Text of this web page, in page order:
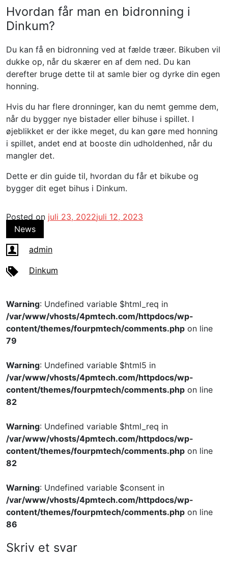
Hvordan får man en bidronning i
Dinkum?
Du kan få en bidronning ved at fælde træer. Bikuben vil
dukke op, når du skærer en af ​​dem ned. Du kan
derefter bruge dette til at samle bier og dyrke din egen
honning.
Hvis du har flere dronninger, kan du nemt gemme dem,
når du bygger nye bistader eller bihuse i spillet. I
øjeblikket er der ikke meget, du kan gøre med honning
i spillet, andet end at booste din udholdenhed, når du
mangler det.
Dette er din guide til, hvordan du får et bikube og
bygger dit eget bihus i Dinkum.
Posted on juli 23, 2022juli 12, 2023
News
admin
Dinkum
Warning: Undefined variable $html_req in
/var/www/vhosts/4pmtech.com/httpdocs/wp-
content/themes/fourpmtech/comments.php on line
79
Warning: Undefined variable $html5 in
/var/www/vhosts/4pmtech.com/httpdocs/wp-
content/themes/fourpmtech/comments.php on line
82
Warning: Undefined variable $html_req in
/var/www/vhosts/4pmtech.com/httpdocs/wp-
content/themes/fourpmtech/comments.php on line
82
Warning: Undefined variable $consent in
/var/www/vhosts/4pmtech.com/httpdocs/wp-
content/themes/fourpmtech/comments.php on line
86
Skriv et svar